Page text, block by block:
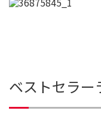
ベストセラー